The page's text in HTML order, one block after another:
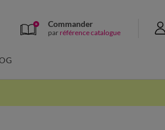
Commander
par référence catalogue